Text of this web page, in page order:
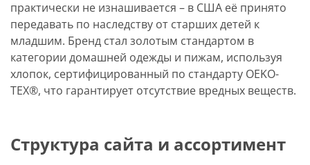
практически не изнашивается – в США её принято
передавать по наследству от старших детей к
младшим. Бренд стал золотым стандартом в
категории домашней одежды и пижам, используя
хлопок, сертифицированный по стандарту OEKO-
TEX®, что гарантирует отсутствие вредных веществ.
Структура сайта и ассортимент